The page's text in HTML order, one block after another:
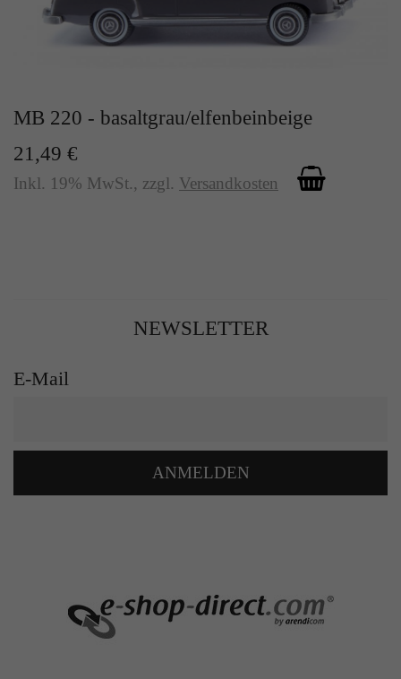
MB 220 - basaltgrau/elfenbeinbeige
21,49 €
Inkl. 19% MwSt., zzgl. Versandkosten
NEWSLETTER
E-Mail
ANMELDEN